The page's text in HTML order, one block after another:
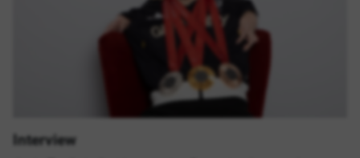
Interview